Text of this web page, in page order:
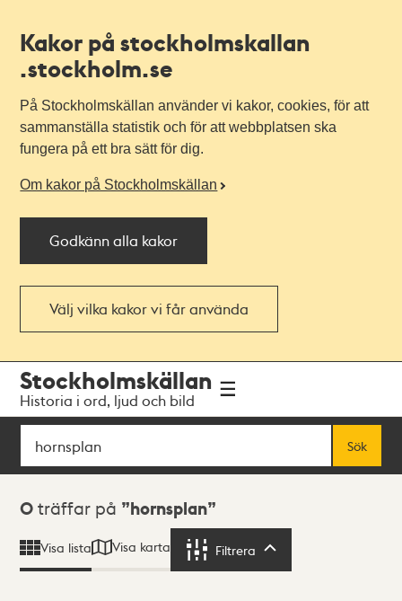
Kakor på stockholmskallan
.stockholm.se
På Stockholmskällan använder vi kakor, cookies, för att
sammanställa statistik och för att webbplatsen ska
fungera på ett bra sätt för dig.
Om kakor på Stockholmskällan
Godkänn alla kakor
Välj vilka kakor vi får använda
navigationen
huvudinnehållet
Stockholmskällan
Historia i ord, ljud och bild
Sök
Sök
Sökresultat
0 träffar på hornsplan
Visa lista Visa karta Filtrera